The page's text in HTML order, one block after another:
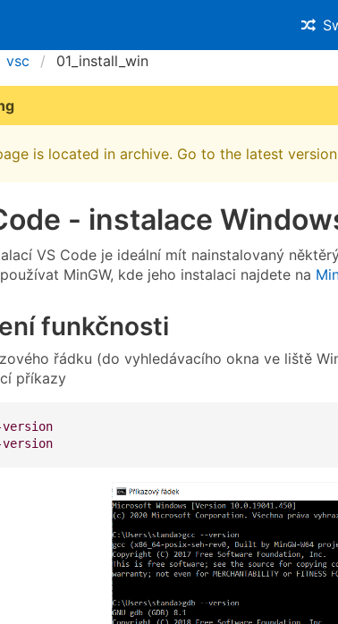
vsc 01_install_win
is located in archive. Go to the latest
- instalace
VS Code je ideální mít nainstalovaný
MinGW, kde jeho instalaci najdete na
funkčnosti
řádku (do vyhledávacího okna ve liště
příkazy